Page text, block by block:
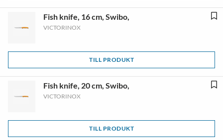
Fish knife, 16 cm, Swibo,
VICTORINOX
TILL PRODUKT
Fish knife, 20 cm, Swibo,
VICTORINOX
TILL PRODUKT